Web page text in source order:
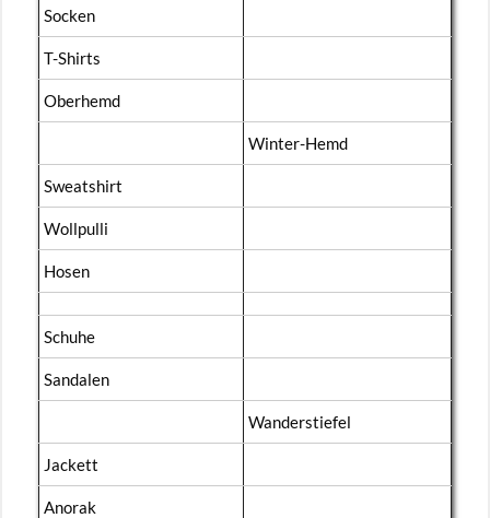
So­cken
T-Shirts
Ober­hemd
Win­ter-Hemd
Sweat­shirt
Woll­pul­li
Hosen
Schu­he
San­da­len
Wan­der­stie­fel
Ja­ckett
Ano­rak